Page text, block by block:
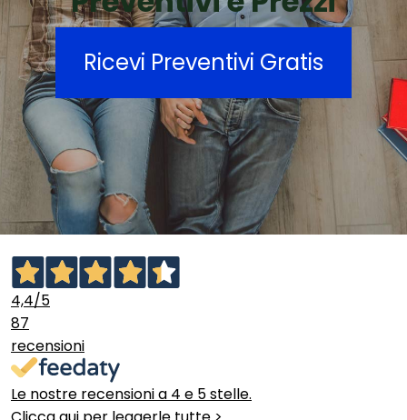
Ricevi Preventivi Gratis
4,4/5
87
recensioni
Le nostre recensioni a 4 e 5 stelle.